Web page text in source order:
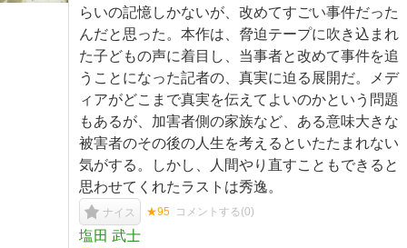
らいの記憶しかないが、改めてすごい事件だった
んだと思った。本作は、脅迫テープに吹き込まれ
た子どもの声に着目し、当事者と改めて事件を追
うことになった記者の、真実に迫る展開だ。メデ
ィアがどこまで真実を伝えてよいのかという問題
もあるが、加害者側の家族など、ある意味大きな
被害者のその後の人生を考えるといたたまれない
気がする。しかし、人間やり直すこともできると
思わせてくれたラストは秀逸。
ナイス ★95 コメントする(0)
塩田 武士